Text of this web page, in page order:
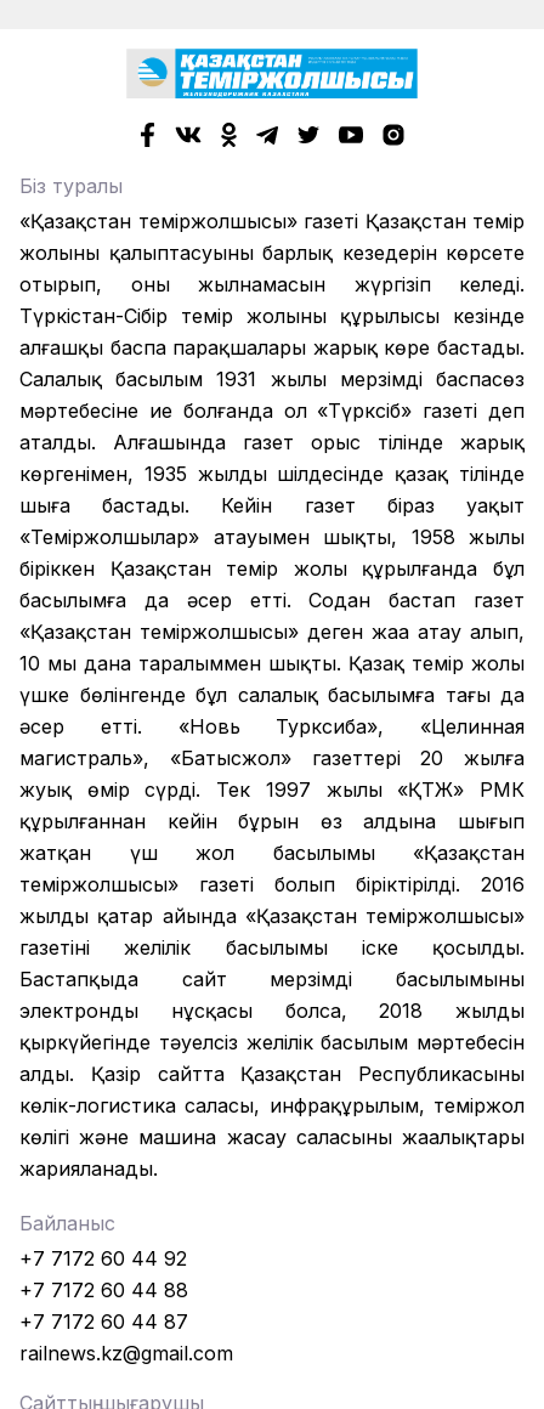
Біз туралы
«Қазақстан теміржолшысы» газеті Қазақстан темір
жолының қалыптасуының барлық кезеңдерін көрсете
отырып, оның жылнамасын жүргізіп келеді.
Түркістан-Сібір темір жолының құрылысы кезінде
алғашқы баспа парақшалары жарық көре бастады.
Салалық басылым 1931 жылы мерзімді баспасөз
мәртебесіне ие болғанда ол «Түрксіб» газеті деп
аталды. Алғашында газет орыс тілінде жарық
көргенімен, 1935 жылдың шілдесінде қазақ тілінде
шыға бастады. Кейін газет біраз уақыт
«Теміржолшылар» атауымен шықты, 1958 жылы
біріккен Қазақстан темір жолы құрылғанда бұл
басылымға да әсер етті. Содан бастап газет
«Қазақстан теміржолшысы» деген жаңа атау алып,
10 мың дана таралыммен шықты. Қазақ темір жолы
үшке бөлінгенде бұл салалық басылымға тағы да
әсер етті. «Новь Турксиба», «Целинная
магистраль», «Батысжол» газеттері 20 жылға
жуық өмір сүрді. Тек 1997 жылы «ҚТЖ» РМК
құрылғаннан кейін бұрын өз алдына шығып
жатқан үш жол басылымы «Қазақстан
теміржолшысы» газеті болып біріктірілді. 2016
жылдың қаңтар айында «Қазақстан теміржолшысы»
газетінің желілік басылымы іске қосылды.
Бастапқыда сайт мерзімді басылымының
электронды нұсқасы болса, 2018 жылдың
қыркүйегінде тәуелсіз желілік басылым мәртебесін
алды. Қазір сайтта Қазақстан Республикасының
көлік-логистика саласы, инфрақұрылым, теміржол
көлігі және машина жасау саласының жаңалықтары
жарияланады.
Байланыс
+7 7172 60 44 92
+7 7172 60 44 88
+7 7172 60 44 87
railnews.kz@gmail.com
Сайттың шығарушы